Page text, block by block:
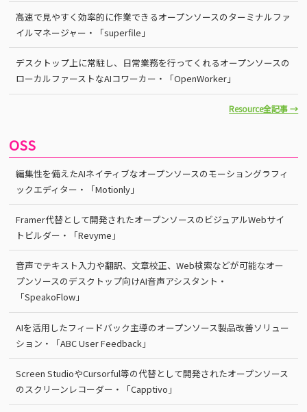
高速で見やすく効率的に作業できるオープンソースのターミナルファ
イルマネージャー・「superfile」
デスクトップ上に常駐し、日常業務を行ってくれるオープンソースの
ローカルファーストなAIコワーカー・「OpenWorker」
Resource全記事 →
OSS
編集性を備えたAIネイティブなオープンソースのモーショングラフィ
ックエディター・「Motionly」
Framer代替として開発されたオープンソースのビジュアルWebサイ
トビルダー・「Revyme」
音声でテキスト入力や翻訳、文章校正、Web検索などが可能なオー
プンソースのデスクトップ向けAI音声アシスタント・
「SpeakoFlow」
AIを活用したフィードバック主導のオープンソース製品改善ソリュー
ション・「ABC User Feedback」
Screen StudioやCursorful等の代替として開発されたオープンソース
のスクリーンレコーダー・「Capptivo」